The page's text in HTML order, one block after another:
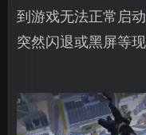
到游戏无法正常启
突然闪退或黑屏等